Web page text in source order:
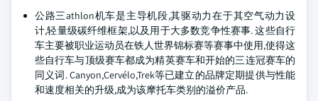
公路三athlon机车是主导机段,其驱动力在于其空气动力设
计,轻量级碳纤维框架,以及用于大多数竞争性赛事. 这些自行
车主要被职业运动员在铁人世界锦标赛等赛事中使用,使得这
些自行车与顶级赛车都成为精英赛车和开始的三连冠赛车的
同义词. Canyon,Cervélo,Trek等已建立的品牌定期提供与性能
和速度相关的升级,成为该摩托车类别的溢价产品.